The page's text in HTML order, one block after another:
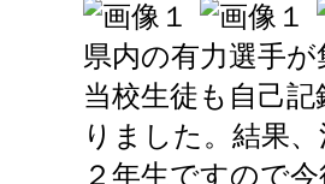
県内の有力選手
当校生徒も自己
りました。結果
２年生ですので